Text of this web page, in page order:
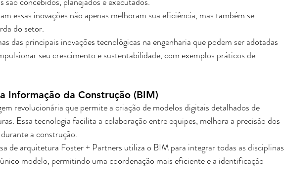
essas inovações não apenas melhoram sua eficiência, mas também se
do setor.
das principais inovações tecnológicas na engenharia que podem ser adotadas
seu crescimento e sustentabilidade, com exemplos práticos de
Informação da Construção (BIM)
revolucionária que permite a criação de modelos digitais detalhados de
Essa tecnologia facilita a colaboração entre equipes, melhora a precisão dos
a construção.
de arquitetura Foster + Partners utiliza o BIM para integrar todas as disciplinas
modelo, permitindo uma coordenação mais eficiente e a identificação